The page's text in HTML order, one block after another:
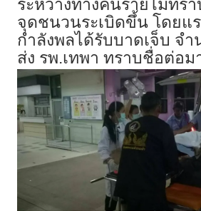
ระหว่างทางคนร้ายไม่ทร
จุดชนวนระเบิดขึ้น โดยแร
กำลังพลได้รับบาดเจ็บ จ
ส่ง รพ.เทพา ทราบชื่อต่อม